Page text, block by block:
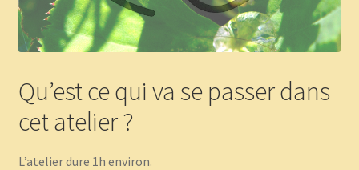
Qu’est ce qui va se passer dans
cet atelier ?
L’atelier dure 1h environ.